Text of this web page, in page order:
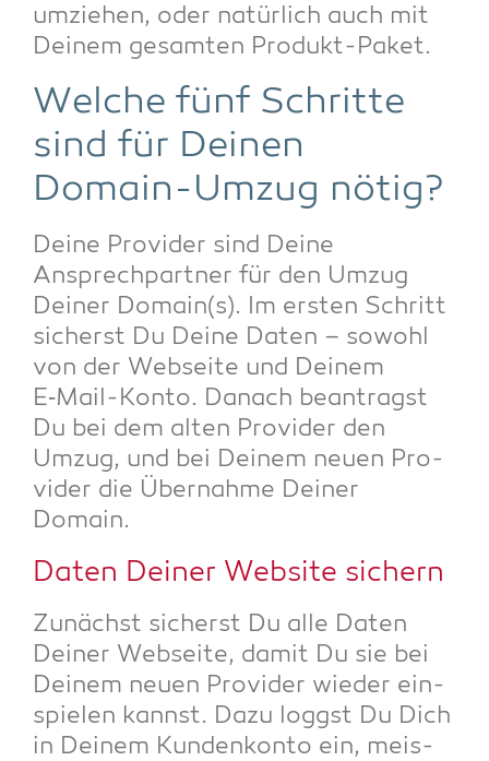
umzie­hen, oder natür­lich auch mit
Dei­nem gesam­ten Produkt-Paket.
Wel­che fünf Schrit­te
sind für Dei­nen
Domain-Umzug nötig?
Dei­ne Pro­vi­der sind Dei­ne
Ansprech­part­ner für den Umzug
Dei­ner Domain(s). Im ers­ten Schritt
sicherst Du Dei­ne Daten – sowohl
von der Web­sei­te und Dei­nem
E‑Mail-Kon­to. Danach bean­tragst
Du bei dem alten Pro­vi­der den
Umzug, und bei Dei­nem neu­en Pro­
vi­der die Über­nah­me Dei­ner
Domain.
Daten Dei­ner Web­site sichern
Zunächst sicherst Du alle Daten
Dei­ner Web­sei­te, damit Du sie bei
Dei­nem neu­en Pro­vi­der wie­der ein­
spie­len kannst. Dazu loggst Du Dich
in Dei­nem Kun­den­kon­to ein, meis­